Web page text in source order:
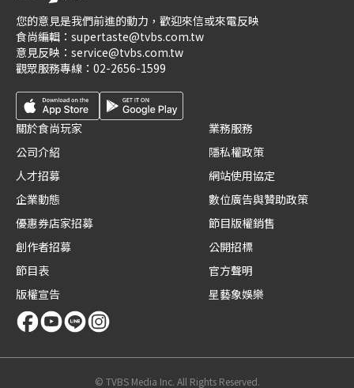
您的意見是我們前進的動力，歡迎來信或來電反映
食尚編輯： supertaste@tvbs.com.tw
意見反映： service@tvbs.com.tw
觀眾服務專線： 02-2656-1599
關於食尚玩家
公司介紹
人才招募
企業動態
優惠券店家招募
創作者招募
節目表
版權宣告
業務服務
隱私權政策
網站使用協定
數位廣告與贊助政策
節目版權銷售
公開招標
官方聲明
星藝象娛樂
© TVBS Media Inc. All Rights Reserved.